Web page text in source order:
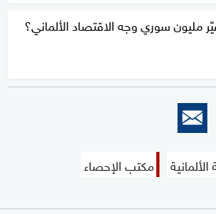
مليون سوري وجه الاقتصاد الألماني؟
مكتب الإحصاء